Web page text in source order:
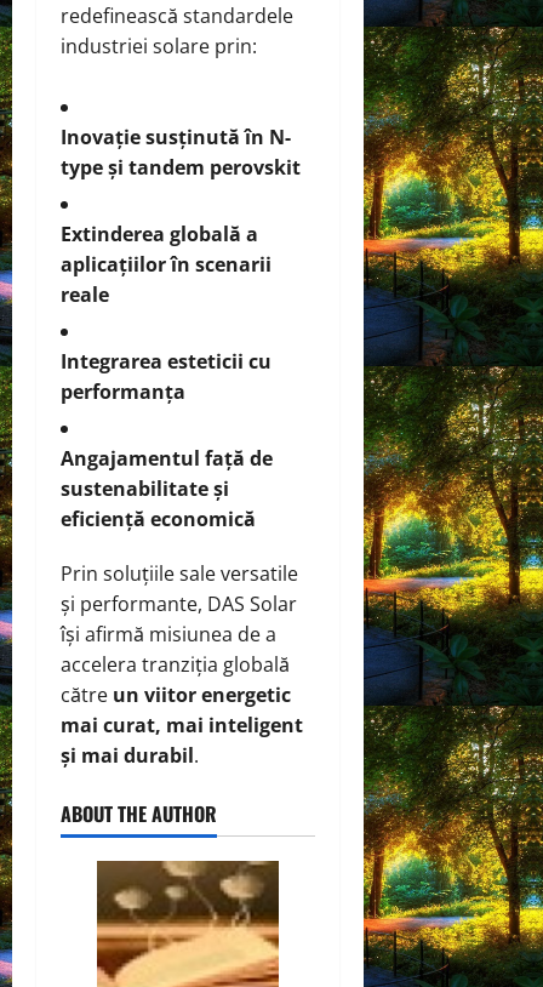
redefinească standardele
industriei solare prin:
Inovație susținută în N-
type și tandem perovskit
Extinderea globală a
aplicațiilor în scenarii
reale
Integrarea esteticii cu
performanța
Angajamentul față de
sustenabilitate și
eficiență economică
Prin soluțiile sale versatile
și performante, DAS Solar
își afirmă misiunea de a
accelera tranziția globală
către un viitor energetic
mai curat, mai inteligent
și mai durabil.
ABOUT THE AUTHOR